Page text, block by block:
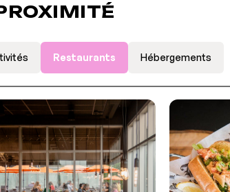
Restaurants Hébergements